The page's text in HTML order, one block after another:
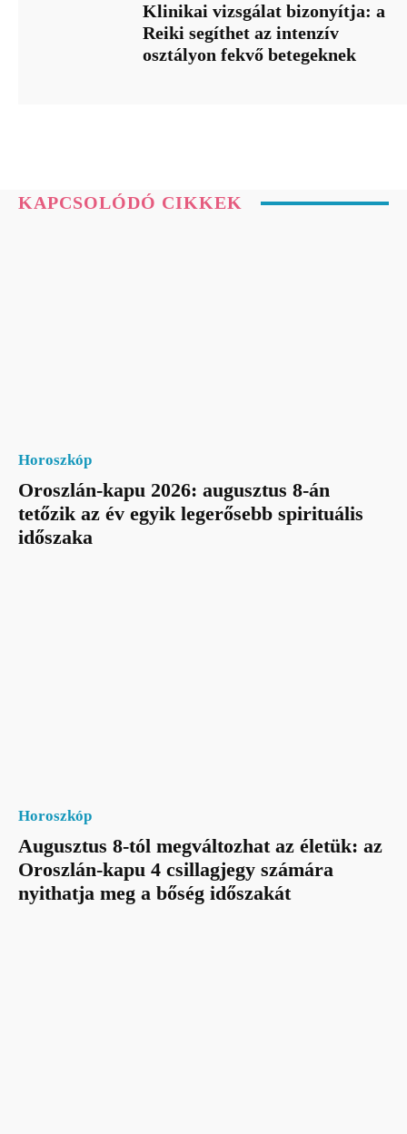
Klinikai vizsgálat bizonyítja: a
Reiki segíthet az intenzív
osztályon fekvő betegeknek
KAPCSOLÓDÓ CIKKEK
Horoszkóp
Oroszlán-kapu 2026: augusztus 8-án
tetőzik az év egyik legerősebb spirituális
időszaka
Horoszkóp
Augusztus 8-tól megváltozhat az életük: az
Oroszlán-kapu 4 csillagjegy számára
nyithatja meg a bőség időszakát